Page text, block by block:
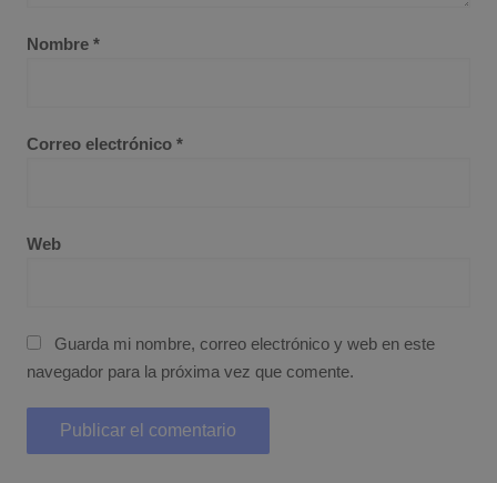
Nombre *
Correo electrónico *
Web
Guarda mi nombre, correo electrónico y web en este
navegador para la próxima vez que comente.